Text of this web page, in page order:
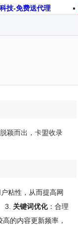
技-免费送代理
颖而出，卡盟收录
粘性，从而提高网
3. 关键词优化：合理
高的内容更新频率，